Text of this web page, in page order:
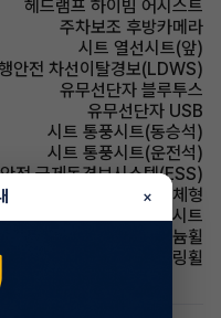
헤드램프 하이빔 어시스트
주차보조 후방카메라
시트 열선시트(앞)
안전 차선이탈경보(LDWS)
유무선단자 블루투스
유무선단자 USB
시트 통풍시트(동승석)
시트 통풍시트(운전석)
전 급제동경보시스템(ESS)
이드미러 방향지시등 일체형
시트 인조가죽시트
휠타이어 알루미늄휠
스티어링휠 가죽스티어링휠
랍니다.
×